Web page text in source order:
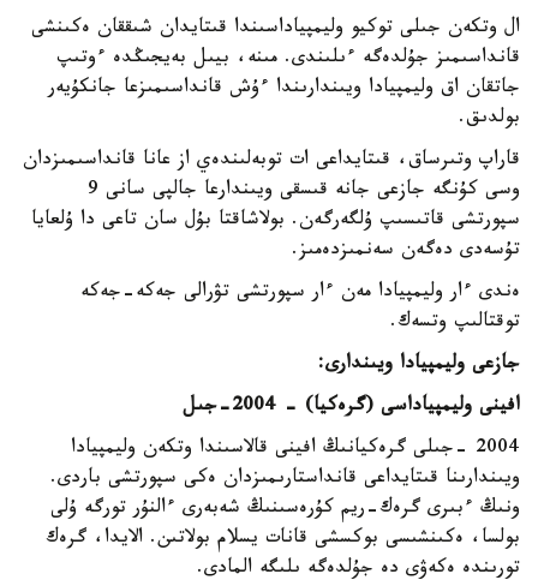
ال وتكەن جىلى توكيو وليمپياداسىندا قىتايدان شىققان ەكىنشى
قانداسىمىز جۇلدەگە ءىلىندى. مىنە، بيىل بەيجىڭدە ءوتىپ
جاتقان اق وليمپيادا ويىندارىندا ءۇش قانداسىمىزعا جانكۇيەر
بولدىق.
قاراپ وتىرساق، قىتايداعى ات توبەلىندەي از عانا قانداسىمىزدان
وسى كۇنگە جازعى جانە قىسقى ويىندارعا جالپى سانى 9
سپورتشى قاتىسىپ ۇلگەرگەن. بولاشاقتا بۇل سان تاعى دا ۇلعايا
تۇسەدى دەگەن سەنمىزدەمىز.
ەندى ءار وليمپيادا مەن ءار سپورتشى تۋرالى جەكە-جەكە
توقتالىپ وتسەك.
جازعى وليمپيادا ويىندارى:
افينى وليمپياداسى (گرەكيا) - 2004-جىل
2004 -جىلى گرەكيانىڭ افينى قالاسىندا وتكەن وليمپيادا
ويىندارىنا قىتايداعى قانداستارىمىزدان ەكى سپورتشى باردى.
ونىڭ ءبىرى گرەك-ريم كۇرەسىنىڭ شەبەرى ءالنۇر تورگە ۇلى
بولسا، ەكىنشىسى بوكسشى قانات يسلام بولاتىن. الايدا، گرەك
تورىندە ەكەۋى دە جۇلدەگە ىلىگە المادى.